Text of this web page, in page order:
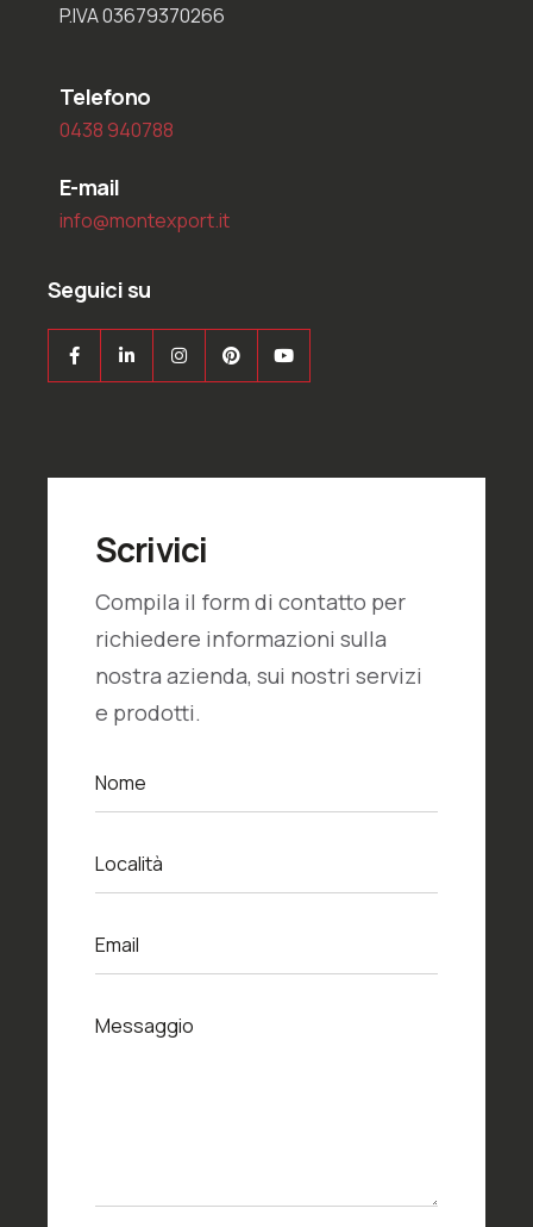
P.IVA 03679370266
Telefono
0438 940788
E-mail
info@montexport.it
Seguici su
Scrivici
Compila il form di contatto per
richiedere informazioni sulla
nostra azienda, sui nostri servizi
e prodotti.
o
m
Nome
o
c
l
à
Località
m
a
l
Email
e
o
Messaggio